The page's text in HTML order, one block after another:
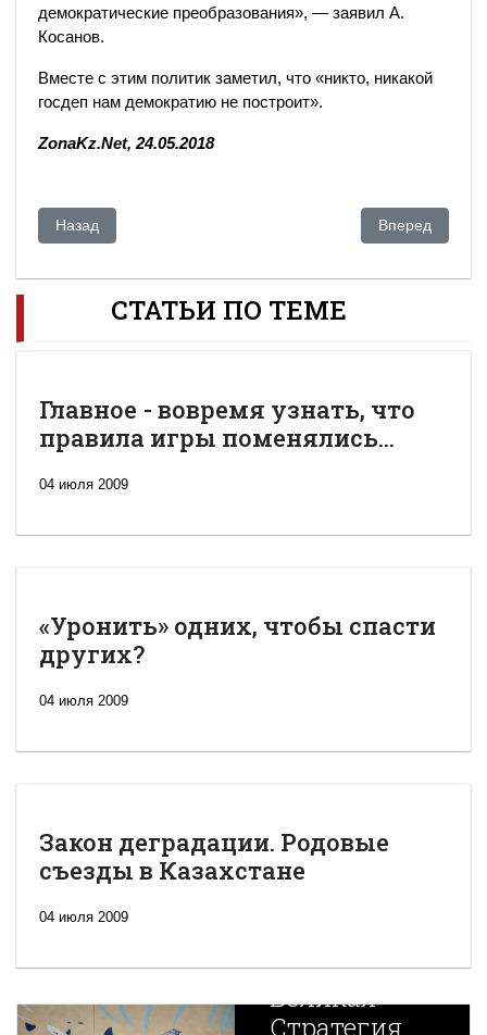
демократические преобразования», — заявил А.
Косанов.
Вместе с этим политик заметил, что «никто, никакой
госдеп нам демократию не построит».
ZonaKz.Net, 24.05.2018
Предыдущий: Экс-председатель КНБ прокомментировал
Назад Следующий: В
Вперед
СТАТЬИ ПО ТЕМЕ
Главное - вовремя узнать, что
правила игры поменялись...
04 июля 2009
«Уронить» одних, чтобы спасти
других?
04 июля 2009
Закон деградации. Родовые
съезды в Казахстане
04 июля 2009
Новая
Великая
Стратегия